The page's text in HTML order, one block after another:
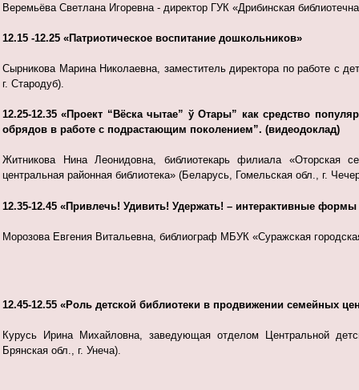
Веремьёва Светлана Игоревна - директор ГУК «Дрибинская
12.15 -12.25 «Патриотическое воспитание дошкольников»
Сырникова Марина Николаевна, заместитель директора по работе с
г. Стародуб).
12.25-12.35 «Проект “Вёска чытае” ў Отары” как средство
обрядов в работе с подрастающим поколением”. (видеодоклад)
Житникова Нина Леонидовна, библиотекарь филиала «Оторская
центральная районная библиотека» (Беларусь, Гомельская обл., г.
12.35-12.45 «Привлечь! Удивить! Удержать! – интерактивные
Морозова Евгения Витальевна, библиограф МБУК «Суражская
12.45-12.55 «Роль детской библиотеки в продвижении семейных
Курусь Ирина Михайловна, заведующая отделом Центральной
Брянская обл., г. Унеча).